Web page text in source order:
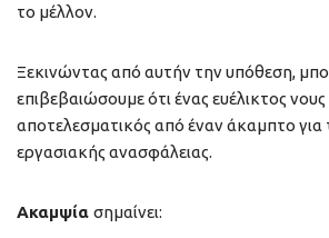
το μέλλον.
Ξεκινώντας από αυτήν την υπόθεση,
επιβεβαιώσουμε ότι ένας ευέλικτος νους
αποτελεσματικός από έναν άκαμπτο για
εργασιακής ανασφάλειας.
Ακαμψία σημαίνει: